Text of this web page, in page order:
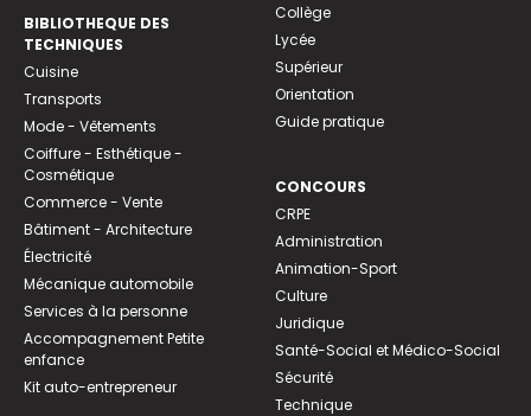
BIBLIOTHEQUE DES
TECHNIQUES
Cuisine
Transports
Mode - Vêtements
Coiffure - Esthétique -
Cosmétique
Commerce - Vente
Bâtiment - Architecture
Électricité
Mécanique automobile
Services à la personne
Accompagnement Petite
enfance
Kit auto-entrepreneur
Collège
Lycée
Supérieur
Orientation
Guide pratique
CONCOURS
CRPE
Administration
Animation-Sport
Culture
Juridique
Santé-Social et Médico-Social
Sécurité
Technique